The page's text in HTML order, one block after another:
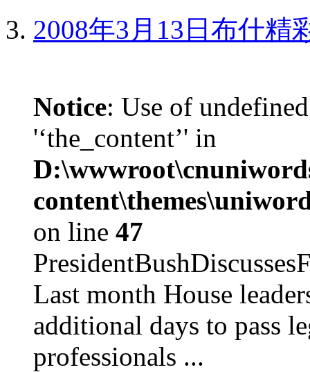
2008年3月13日布什精
Notice: Use of
'‘the_content’' in
on line 47
Last month House
additional days to pass
professionals ...